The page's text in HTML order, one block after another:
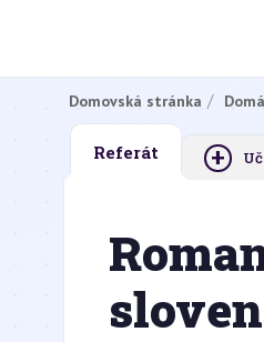
Domovská stránka
Referát +